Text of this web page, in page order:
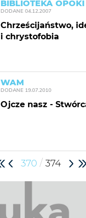
BIBLIOTEKA OPOKI
DODANE 04.12.2007
Chrześcijaństwo,
i chrystofobia
WAM
DODANE 19.07.2010
Ojcze nasz -
370 / 374